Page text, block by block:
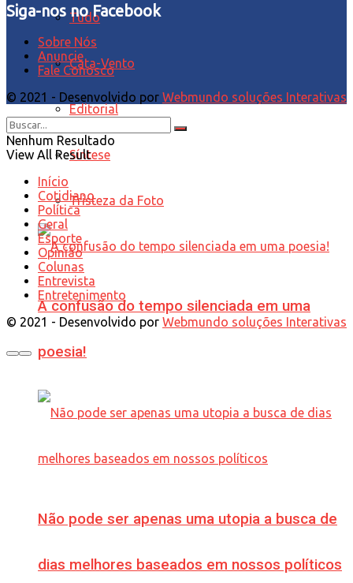
Tudo
Cata-Vento
Editorial
Síntese
Tristeza da Foto
A confusão do tempo silenciada em uma
poesia!
Não pode ser apenas uma utopia a busca de
dias melhores baseados em nossos políticos
Siga-nos no Facebook
Sobre Nós
Anuncie
Fale Conosco
© 2021 - Desenvolvido por Webmundo soluções Interativas
Nenhum Resultado
View All Result
Início
Cotidiano
Política
Geral
Esporte
Opinião
Colunas
Entrevista
Entretenimento
© 2021 - Desenvolvido por Webmundo soluções Interativas